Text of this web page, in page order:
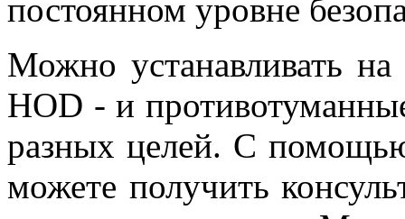
постоянном уровне
Можно устанавливать
HOD - и
разных целей. С
можете получить